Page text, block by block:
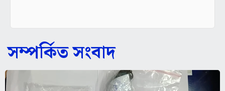
সম্পর্কিত সংবাদ